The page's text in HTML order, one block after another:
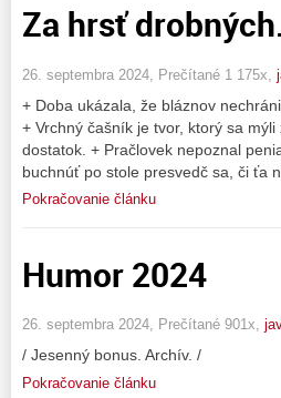
Za hrsť
26. septembra 2024, Prečítané 1 175x,
+ Doba ukázala, že bláznov
+ Vrchný čašník je tvor, ktorý sa
dostatok. + Pračlovek nepoznal
buchnúť po stole presvedč sa, či ťa
Pokračovanie článku
Humor 2024
26. septembra 2024, Prečítané 901x,
/ Jesenný bonus. Archív. /
Pokračovanie článku